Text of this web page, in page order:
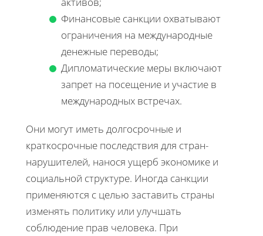
Финансовые санкции охватывают
ограничения на международные
денежные переводы;
Дипломатические меры включают
запрет на посещение и участие в
международных встречах.
Они могут иметь долгосрочные и
краткосрочные последствия для стран-
нарушителей, нанося ущерб экономике и
социальной структуре. Иногда санкции
применяются с целью заставить страны
изменять политику или улучшать
соблюдение прав человека. При